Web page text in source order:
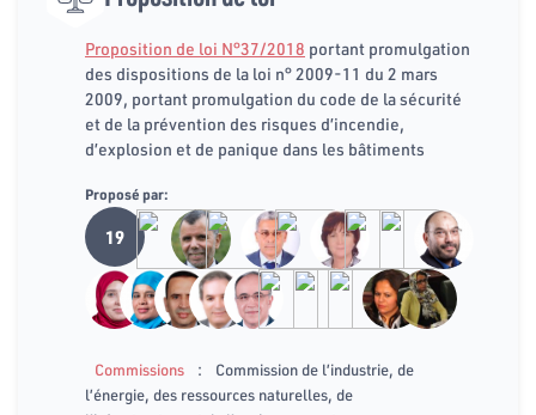
Proposition de loi N°37/2018 portant promulgation
des dispositions de la loi n° 2009-11 du 2 mars
2009, portant promulgation du code de la sécurité
et de la prévention des risques d’incendie,
d’explosion et de panique dans les bâtiments
Proposé par:
19
Commissions :
Commission de l’industrie, de
l’énergie, des ressources naturelles, de